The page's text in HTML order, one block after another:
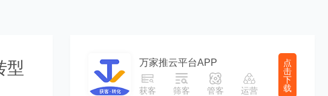
型 万家推云平台APP
获客 筛客 管客 运营
点
击
下
载